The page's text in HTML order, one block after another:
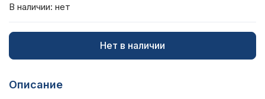
В наличии: нет
Нет в наличии
Описание